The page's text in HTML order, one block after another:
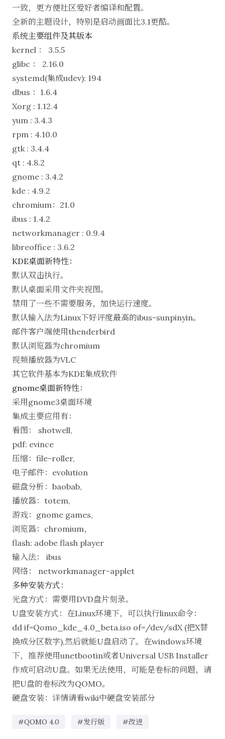
一致，更方便社区爱好者编译和配置。
全新的主题设计，特别是启动画面比3.1更酷。
系统主要组件及其版本
kernel ： 3.5.5
glibc ： 2.16.0
systemd(集成udev): 194
dbus ：1.6.4
Xorg : 1.12.4
yum : 3.4.3
rpm : 4.10.0
gtk : 3.4.4
qt : 4.8.2
gnome : 3.4.2
kde : 4.9.2
chromium：21.0
ibus : 1.4.2
networkmanager : 0.9.4
libreoffice : 3.6.2
KDE桌面新特性：
默认双击执行。
默认桌面采用文件夹视图。
禁用了一些不需要服务，加快运行速度。
默认输入法为Linux下好评度最高的ibus-sunpinyin。
邮件客户端使用thenderbird
默认浏览器为chromium
视频播放器为VLC
其它软件基本为KDE集成软件
gnome桌面新特性：
采用gnome3桌面环境
集成主要应用有：
看图： shotwell,
pdf: evince
压缩：file-roller,
电子邮件：evolution
磁盘分析：baobab,
播放器：totem,
游戏：gnome games,
浏览器：chromium，
flash: adobe flash player
输入法： ibus
网络： networkmanager-applet
多种安装方式：
光盘方式：需要用DVD盘片刻录。
U盘安装方式：在Linux环境下，可以执行linux命令：
dd if=Qomo_kde_4.0_beta.iso of=/dev/sdX (把X替
换成分区数字),然后就能U盘启动了。在windows环境
下，推荐使用unetbootin或者Universal USB Installer
作成可启动U盘。如果无法使用，可能是卷标的问题，请
把U盘的卷标改为QOMO。
硬盘安装：详情请看wiki中硬盘安装部分
#QOMO 4.0 #发行版 #改进